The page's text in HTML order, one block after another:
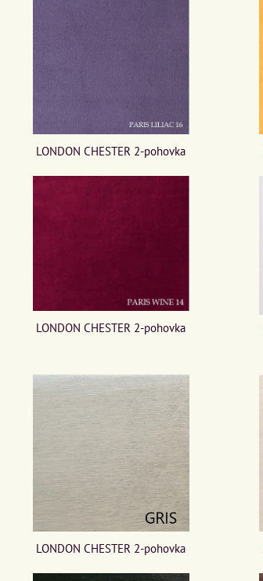
LONDON CHESTER 2-pohovka
LONDON CHESTER 2-pohovka
LONDON CHESTER 2-pohovka